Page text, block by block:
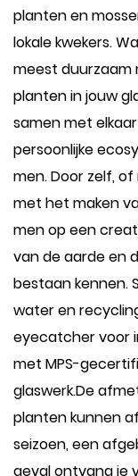
planten en
lokale kwekers.
meest duurzaam
planten in jouw
samen met
persoonlijke
men. Door zelf,
met het maken
men op een
van de aarde en
bestaan kennen.
water en
eyecatcher voor
met MPS-
glaswerk.De
planten kunnen
seizoen, een
geval ontvang je